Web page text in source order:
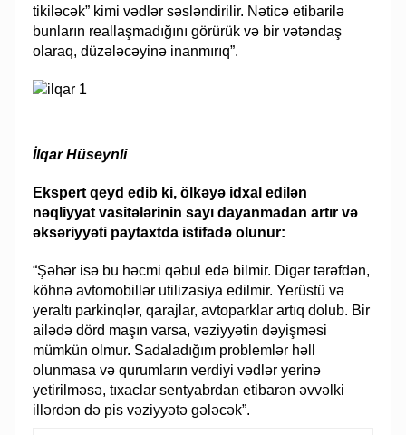
tikiləcək” kimi vədlər səsləndirilir. Nəticə etibarilə
bunların reallaşmadığını görürük və bir vətəndaş
olaraq, düzələcəyinə inanmırıq”.
İlqar Hüseynli
Ekspert qeyd edib ki, ölkəyə idxal edilən
nəqliyyat vasitələrinin sayı dayanmadan artır və
əksəriyyəti paytaxtda istifadə olunur:
“Şəhər isə bu həcmi qəbul edə bilmir. Digər tərəfdən,
köhnə avtomobillər utilizasiya edilmir. Yerüstü və
yeraltı parkinqlər, qarajlar, avtoparklar artıq dolub. Bir
ailədə dörd maşın varsa, vəziyyətin dəyişməsi
mümkün olmur. Sadaladığım problemlər həll
olunmasa və qurumların verdiyi vədlər yerinə
yetirilməsə, tıxaclar sentyabrdan etibarən əvvəlki
illərdən də pis vəziyyətə gələcək”.